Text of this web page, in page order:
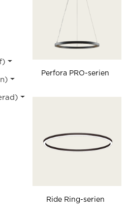
Perfora PRO-serien
Ride Ring-serien